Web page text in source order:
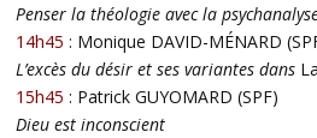
Penser la théologie avec la
14h45 : Monique DAVID-MÉNARD
L’excès du désir et ses variantes dans
15h45 : Patrick GUYOMARD (SPF)
Dieu est inconscient